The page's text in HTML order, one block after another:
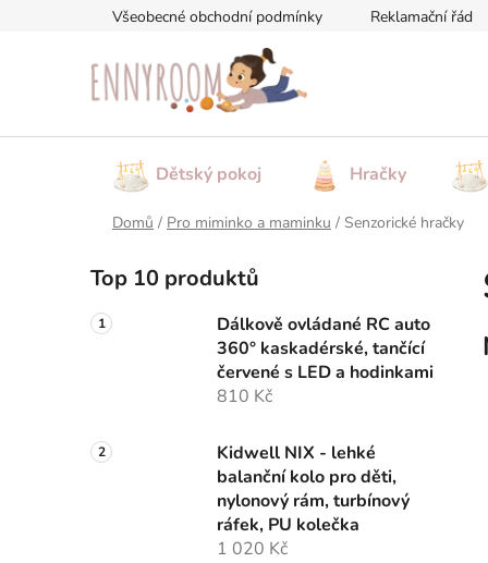
Všeobecné obchodní podmínky Reklamační řád
Dětský pokoj Hračky
Domů / Pro miminko a maminku / Senzorické hračky
o
s
t
n
Top 10 produktů
Dálkově ovládané RC auto
360° kaskadérské, tančící
červené s LED a hodinkami
810 Kč
Kidwell NIX - lehké
balanční kolo pro děti,
nylonový rám, turbínový
ráfek, PU kolečka
1 020 Kč